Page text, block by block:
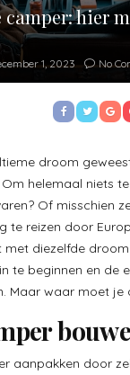
camper: hier
1, 2023 No
droom
helemaal niets
Of misschien
te reizen door
diezelfde
te beginnen en de
Maar waar moet je
aanpakken door